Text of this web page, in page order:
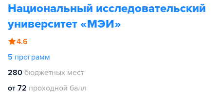
Национальный исследовательский
университет «МЭИ»
4.6
5 программ
280 бюджетных мест
от 72 проходной балл